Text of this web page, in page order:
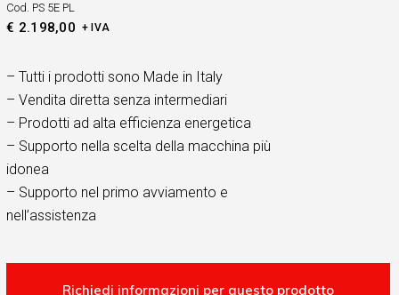
Cod. PS 5E PL
€ 2.198,00 + IVA
– Tutti i prodotti sono Made in Italy
– Vendita diretta senza intermediari
– Prodotti ad alta efficienza energetica
– Supporto nella scelta della macchina più
idonea
– Supporto nel primo avviamento e
nell’assistenza